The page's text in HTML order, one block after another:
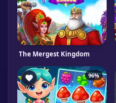
The Mergest Kingdom
96%